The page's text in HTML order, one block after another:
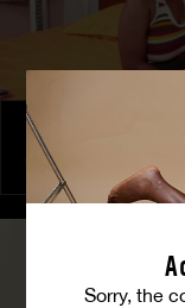
Sorry, the
Le Club des
COCO